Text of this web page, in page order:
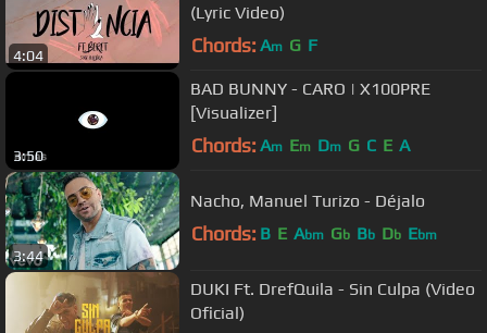
4:04
(Lyric Video)
Chords: Am G F
3:50
BAD BUNNY - CARO | X100PRE
[Visualizer]
Chords: Am Em Dm G C E A
3:44
Nacho, Manuel Turizo - Déjalo
Chords: B E Abm Gb Bb Db Ebm
DUKI Ft. DrefQuila - Sin Culpa (Video
Oficial)